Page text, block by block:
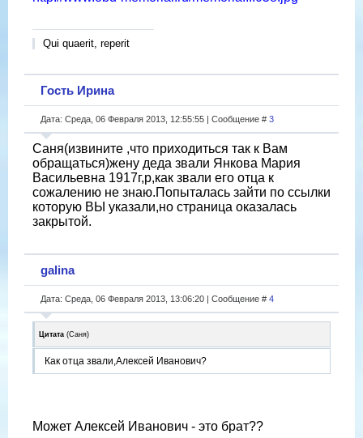
Qui quaerit, reperit
Гость Ирина
Дата: Среда, 06 Февраля 2013, 12:55:55 | Сообщение # 3
Саня(извините ,что приходиться так к Вам
обращаться)жену деда звали Янкова Мария
Васильевна 1917г,р,как звали его отца к
сожалению не знаю.Попыталась зайти по ссылки
которую ВЫ указали,но страница оказалась
закрытой.
galina
Дата: Среда, 06 Февраля 2013, 13:06:20 | Сообщение # 4
Цитата (Саня)
Как отца звали,Алексей Иванович?
Может Алексей Иванович - это брат??